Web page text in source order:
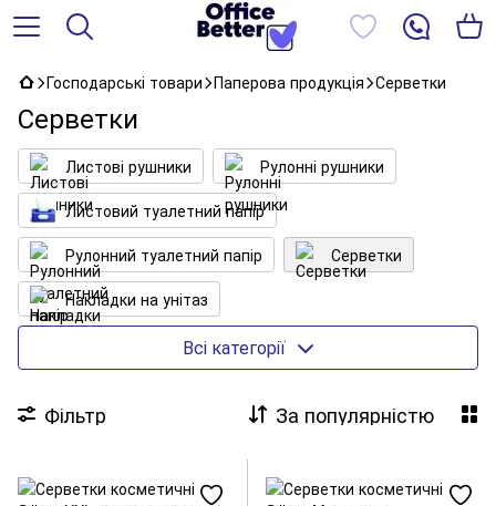
Господарські товари Паперова продукція Серветки
Серветки
Листові рушники
Рулонні рушники
Листовий туалетний папір
Рулонний туалетний папір
Серветки
Накладки на унітаз
Матеріали для протирання та очистки
Всі категорії
Фільтр За популярністю